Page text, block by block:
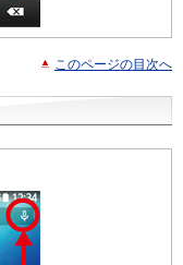
このページの目次へ